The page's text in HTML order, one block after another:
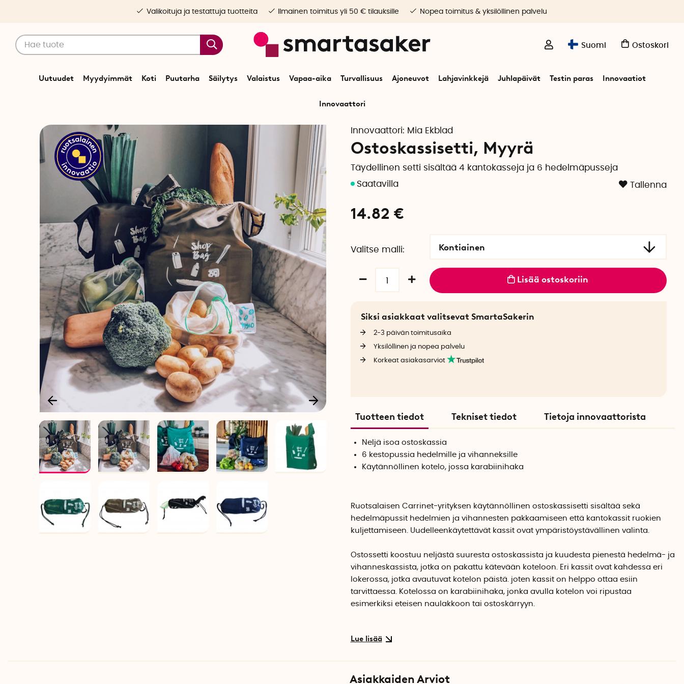
Suomi Ostoskori
Uutuudet Myydyimmät Koti Puutarha Säilytys Valaistus Vapaa-aika Turvallisuus Ajoneuvot Lahjavinkkejä Juhlapäivät Testin paras Innovaatiot
Innovaattori
Valikoituja ja testattuja tuotteita Ilmainen toimitus yli 50 € tilauksille Nopea toimitus & yksilöllinen palvelu
Laukut Pussit
Innovaattori: Mia Ekblad
Ostoskassisetti, Myyrä
Täydellinen setti sisältää 4 kantokasseja ja 6 hedelmäpusseja
Tallenna
14.82 €
Valitse malli Kontiainen
Lisää ostoskoriin
Siksi asiakkaat valitsevat SmartaSakerin
2-3 päivän toimitusaika
Yksilöllinen ja nopea palvelu
Korkeat asiakasarviot
Tuotteen tiedot Tekniset tiedot Tietoja innovaattorista
Neljä isoa ostoskassia
6 kestopussia hedelmille ja vihanneksille
Käytännöllinen kotelo, jossa karabiinihaka
Ruotsalaisen Carrinet-yrityksen käytännöllinen ostoskassisetti sisältää sekä
hedelmäpussit hedelmien ja vihannesten pakkaamiseen että kantokassit ruokien
kuljettamiseen. Uudelleenkäytettävät kassit ovat ympäristöystävällinen valinta.
Ostossetti koostuu neljästä suuresta ostoskassista ja kuudesta pienestä hedelmä- ja
vihanneskassista, jotka on pakattu kätevään koteloon. Eri kassit ovat kahdessa eri
lokerossa, jotka avautuvat kotelon päistä. joten kassit on helppo ottaa esiin
tarvittaessa. Kotelossa on karabiinihaka, jonka avulla kotelon voi ripustaa
esimerkiksi eteisen naulakkoon tai ostoskärryyn.
pakkaamiseen. Verkkopussit ovat ilmavia ja hedelmät ja vihannekset voidaan
painon.
Asiakkaiden Arviot